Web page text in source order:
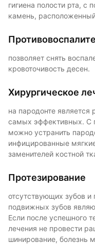
гигиена полости рта, с
камень,
позволяет снять
кровоточивость десен.
Хирургическое
на пародонте
самых эффективных. С
можно устранить
инфицированные
заменителей костной
Протезирование
отсутствующих зубов и
подвижных зубов
Если после успешного
лечения не провести
шинирование, болезнь